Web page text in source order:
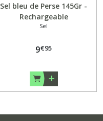
Sel bleu de Perse 145Gr -
Rechargeable
Sel
9€95